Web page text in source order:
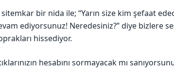
bir nida ile; “Yarın size kim şefaat
ediyorsunuz! Neredesiniz?” diye bizlere
hissediyor.
hesabını sormayacak mı